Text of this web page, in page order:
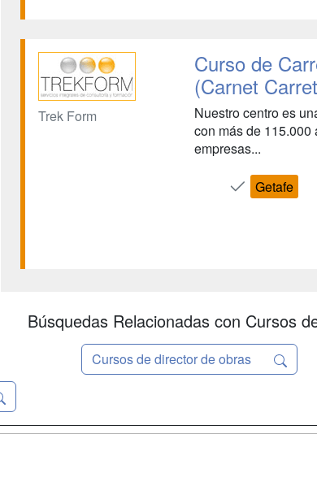
Trek Form
Curso de
(Carnet
Nuestro centro es
con más de 115.000
empresas...
Getafe
Búsquedas Relacionadas con Cursos
Cursos de director de obras